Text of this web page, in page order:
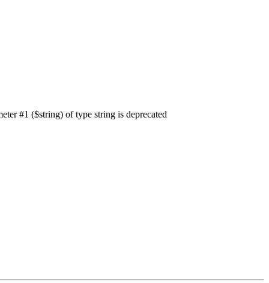
#1 ($string) of type string is deprecated